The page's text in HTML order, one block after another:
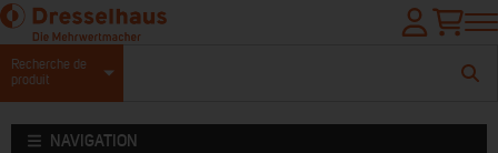
Recherche de
produit
NAVIGATION